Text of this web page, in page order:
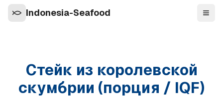
Indonesia-Seafood
Стейк из королевской
скумбрии (порция / IQF)